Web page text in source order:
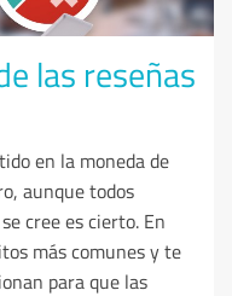
las reseñas
en la moneda de
aunque todos
cree es cierto. En
más comunes y te
para que las